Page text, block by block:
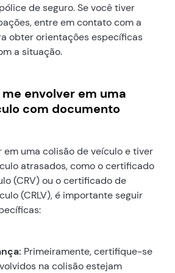
de seguro. Se você tiver
entre em contato com a
obter orientações específicas
a situação.
envolver em uma
com documento
em uma colisão de veículo e tiver
atrasados, como o certificado
(CRV) ou o certificado de
(CRLV), é importante seguir
Primeiramente, certifique-se
na colisão estejam